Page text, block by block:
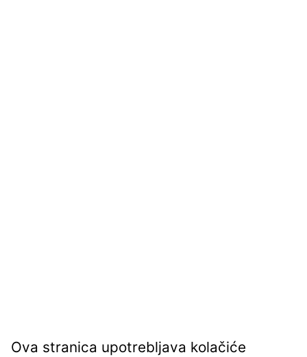
Ova stranica upotrebljava kolačiće